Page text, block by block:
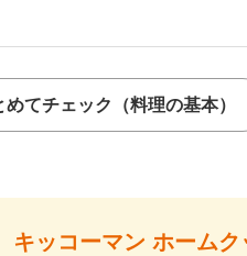
てチェック （料理の基本）
キッコーマン ホーム